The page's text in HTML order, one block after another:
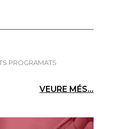
PROGRAMATS
VEURE MÉS...